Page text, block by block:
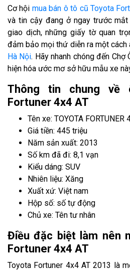
Cơ hội mua bán ô tô cũ Toyota
và tin cậy đang ở ngay trước mắt
giao dịch, những giấy tờ quan
đảm bảo mọi thứ diễn ra một
Hà Nội. Hãy nhanh chóng đến
hiện hóa ước mơ sở hữu mẫu xe
Thông tin chung về
Fortuner 4x4 AT
Tên xe: TOYOTA FORTUNER
Giá tiền: 445 triệu
Năm sản xuất: 2013
Số km đã đi: 8,1 vạn
Kiểu dáng: SUV
Nhiên liệu: Xăng
Xuất xứ: Việt nam
Hộp số: số tự động
Chủ xe: Tên tư nhân
Điều đặc biệt làm nên
Fortuner 4x4 AT
Toyota Fortuner 4x4 AT 2013 là